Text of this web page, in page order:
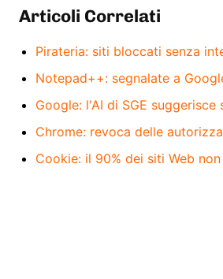
Articoli Correlati
Pirateria: siti bloccati senza
Notepad++: segnalate a
Google: l'AI di SGE suggerisce
Chrome: revoca delle
Cookie: il 90% dei siti Web